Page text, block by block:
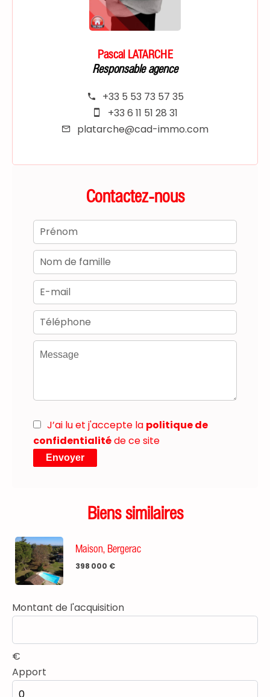
Pascal LATARCHE
Responsable agence
+33 5 53 73 57 35
+33 6 11 51 28 31
platarche@cad-immo.com
Contactez-nous
J’ai lu et j'accepte la politique de
confidentialitéde ce site
Envoyer
Biens similaires
Maison, Bergerac
398 000 €
Montant de l'acquisition
€
Apport